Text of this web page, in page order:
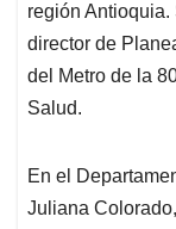
región
director de
del Metro de la
Salud.
En el
Juliana